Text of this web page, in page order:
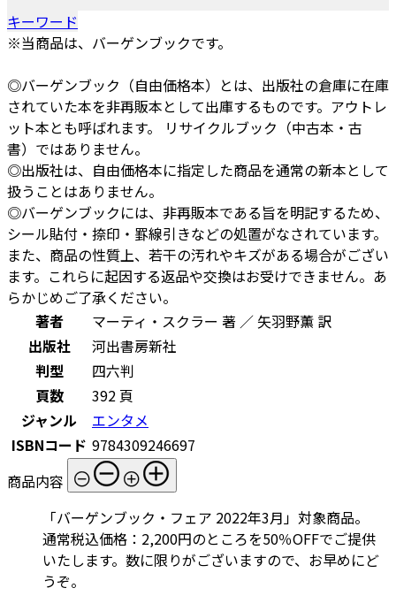
キーワード
※当商品は、バーゲンブックです。
◎バーゲンブック（自由価格本）とは、出版社の倉庫に在庫
されていた本を非再販本として出庫するものです。アウトレ
ット本とも呼ばれます。 リサイクルブック（中古本・古
書）ではありません。
◎出版社は、自由価格本に指定した商品を通常の新本として
扱うことはありません。
◎バーゲンブックには、非再販本である旨を明記するため、
シール貼付・捺印・罫線引きなどの処置がなされています。
また、商品の性質上、若干の汚れやキズがある場合がござい
ます。これらに起因する返品や交換はお受けできません。あ
らかじめご了承ください。
著者
マーティ・スクラー 著 ／ 矢羽野薫 訳
出版社
河出書房新社
判型
四六判
頁数
392 頁
ジャンル
エンタメ
ISBNコード 9784309246697
商品内容
「バーゲンブック・フェア 2022年3月」対象商品。
通常税込価格：2,200円のところを50％OFFでご提供
いたします。数に限りがございますので、お早めにど
うぞ。